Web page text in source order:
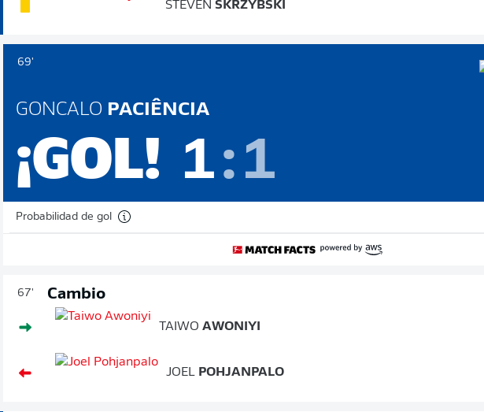
STEVEN SKRZYBSKI
69'
GONCALO PACIÊNCIA
¡GOL! 1:1
Probabilidad de gol
67' Cambio
TAIWO AWONIYI
JOEL POHJANPALO